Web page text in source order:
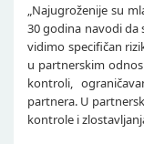
„Najugroženije su
30 godina navodi da
vidimo specifičan
u partnerskim
kontroli,
partnera. U
kontrole i